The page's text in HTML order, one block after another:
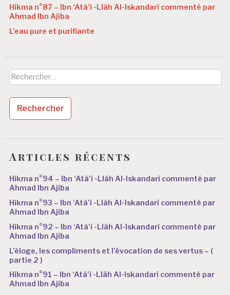
Hikma n°87 – Ibn ‘Atâ’i -Llâh Al-Iskandarî commenté par
Ahmad Ibn Ajiba
L’eau pure et purifiante
Rechercher :
Articles récents
Hikma n°94 – Ibn ‘Atâ’i -Llâh Al-Iskandarî commenté par
Ahmad Ibn Ajiba
Hikma n°93 – Ibn ‘Atâ’i -Llâh Al-Iskandarî commenté par
Ahmad Ibn Ajiba
Hikma n°92 – Ibn ‘Atâ’i -Llâh Al-Iskandarî commenté par
Ahmad Ibn Ajiba
L’éloge, les compliments et l’évocation de ses vertus – (
partie 2 )
Hikma n°91 – Ibn ‘Atâ’i -Llâh Al-Iskandarî commenté par
Ahmad Ibn Ajiba